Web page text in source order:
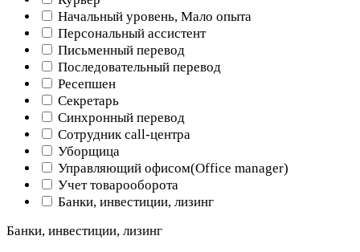
Начальный уровень, Мало опыта
Персональный ассистент
Письменный перевод
Последовательный перевод
Ресепшен
Секретарь
Синхронный перевод
Сотрудник call-центра
Уборщица
Управляющий офисом(Оffice manager)
Учет товарооборота
Банки, инвестиции, лизинг
Банки, инвестиции, лизинг